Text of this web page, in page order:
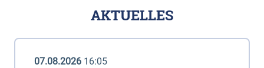
AKTUELLES
07.08.2026 16:05